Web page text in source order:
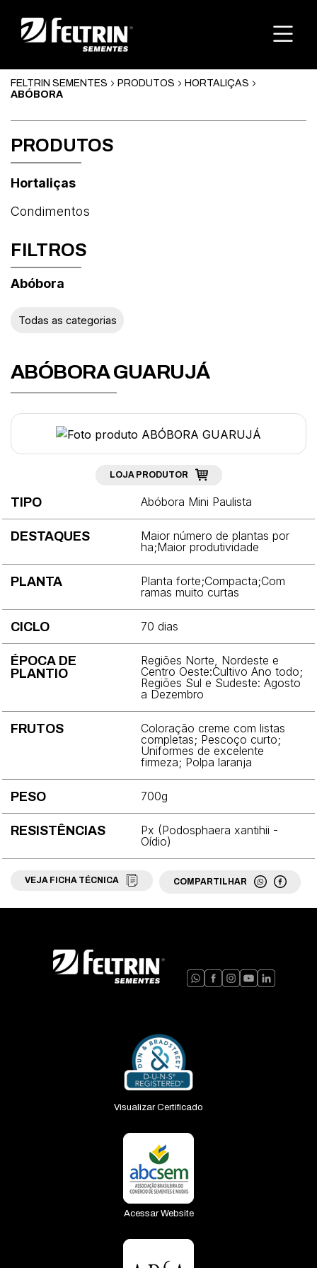
FELTRIN SEMENTES PRODUTOS
HORTALIÇAS
ABÓBORA
PRODUTOS
Hortaliças
Condimentos
FILTROS
Abóbora
Acelga
Agrião
Aipo
Alcachofra
Alho-porró
Almeirão
Aspargo
Berinjela
Brócolis
Cebola
Cenoura
Couve
Espinafre
Todas as categorias
ABÓBORA GUARUJÁ
LOJA PRODUTOR
TIPO Abóbora Mini Paulista
DESTAQUES
Maior número de plantas por
ha;Maior produtividade
PLANTA
Planta forte;Compacta;Com
ramas muito curtas
CICLO 70 dias
ÉPOCA DE
PLANTIO
Regiões Norte, Nordeste e
Centro Oeste:Cultivo Ano todo;
Regiões Sul e Sudeste: Agosto
a Dezembro
FRUTOS
Coloração creme com listas
completas; Pescoço curto;
Uniformes de excelente
firmeza; Polpa laranja
PESO 700g
RESISTÊNCIAS
Px (Podosphaera xantihii -
Oídio)
VEJA FICHA TÉCNICA COMPARTILHAR
Visualizar Certificado
Acessar Website